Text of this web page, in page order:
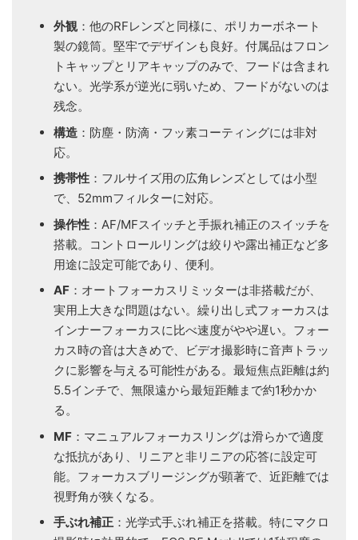
外観 ：他のRFレンズと同様に、ポリカーボネート
製の鏡筒。堅牢でデザインも良好。付属品はフロン
トキャップとリアキャップのみで、フードは含まれ
ない。光学系が逆光に弱いため、フードがないのは
残念。
構造 ：防塵・防滴・フッ素コーティングには非対
応。
携帯性 ：フルサイズ用の広角レンズとしては小型
で、52mmフィルターに対応。
操作性 ：AF/MFスイッチと手振れ補正のスイッチを
搭載。コントロールリングは絞りや露出補正など多
用途に設定可能であり、便利。
AF ：オートフォーカスリミッターは非搭載だが、
実用上大きな問題はない。繰り出し式フォーカスは
インナーフォーカスに比べ速度がやや遅い。フォー
カス時の音は大きめで、ビデオ撮影時に音声トラッ
クに影響を与える可能性がある。最短焦点距離は約
5.5インチで、無限遠から最短距離まで約1秒かか
る。
MF ：マニュアルフォーカスリングは滑らかで適度
な抵抗があり、リニアと非リニアの応答に設定可
能。フォーカスブリージングが顕著で、近距離では
視野角が狭くなる。
手ぶれ補正 ：光学式手ぶれ補正を搭載。特にマクロ